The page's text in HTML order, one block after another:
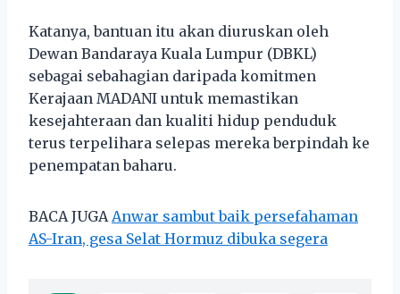
Katanya, bantuan itu akan diuruskan oleh
Dewan Bandaraya Kuala Lumpur (DBKL)
sebagai sebahagian daripada komitmen
Kerajaan MADANI untuk memastikan
kesejahteraan dan kualiti hidup penduduk
terus terpelihara selepas mereka berpindah ke
penempatan baharu.
BACA JUGA Anwar sambut baik persefahaman
AS-Iran, gesa Selat Hormuz dibuka segera